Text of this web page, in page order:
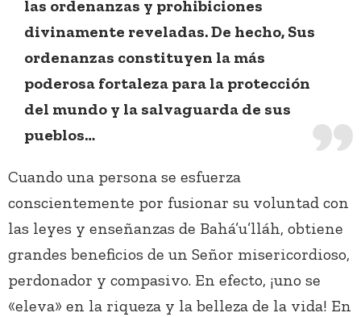
las ordenanzas y prohibiciones
divinamente reveladas. De hecho, Sus
ordenanzas constituyen la más
poderosa fortaleza para la protección
del mundo y la salvaguarda de sus
pueblos…
Cuando una persona se esfuerza
conscientemente por fusionar su voluntad con
las leyes y enseñanzas de Bahá’u’lláh, obtiene
grandes beneficios de un Señor misericordioso,
perdonador y compasivo. En efecto, ¡uno se
«eleva» en la riqueza y la belleza de la vida! En